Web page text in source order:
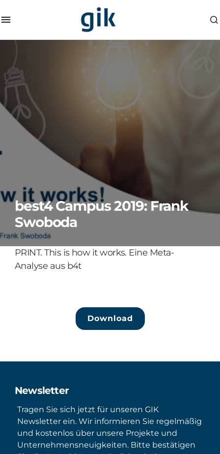
best4 Campus 2019: Frank
Swoboda
PRINT. This is how it works. Eine Meta-
Analyse aus b4t
Download
Newsletter
Tragen Sie sich jetzt für unseren GIK
Newsletter ein. Wir informieren Sie regelmäßig
und kostenlos über unsere Projekte und
Unternehmensneuigkeiten. Bitte bestätigen